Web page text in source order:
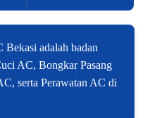
Bekasi adalah badan
AC, Bongkar Pasang
serta Perawatan AC di